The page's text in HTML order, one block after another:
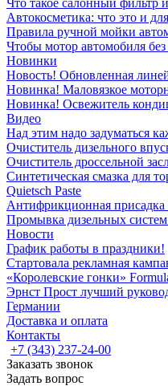
Что такое салонный фильтр
Автокосметика: что это и
Правила ручной мойки
Чтобы мотор автомобиля
Новинки
Новость! Обновленная
Новинка! Маловязкое
Новинка! Освежитель
Видео
Над этим надо задуматься
Очиститель дизельного
Очиститель дроссельной
Синтетическая смазка для
Quietsch Paste
Антифрикционная присадка
Промывка дизельных
Новости
График работы в праздники!
Стартовала рекламная
«Королевские гонки»
Эрнст Прост лучший
Германии
Доставка и оплата
Контакты
+7 (343) 237-24-00
Заказать звонок
Задать вопрос